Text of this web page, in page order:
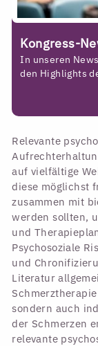
Kongress-
In unseren
den Highlights
Relevante
auf vielfältige
diese möglichst
zusammen mit
werden sollten,
und
Psychosoziale
und
Literatur
sondern auch
der Schmerzen
relevante